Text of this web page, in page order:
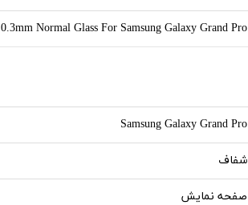
0.3mm Normal Glass For Samsung Galaxy Grand Pro
Samsung Galaxy Grand Pro
شفاف
صفحه نمایش